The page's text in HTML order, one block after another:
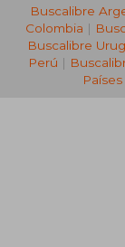
Buscalibre
Colombia |
Buscalibre
Perú |
Países